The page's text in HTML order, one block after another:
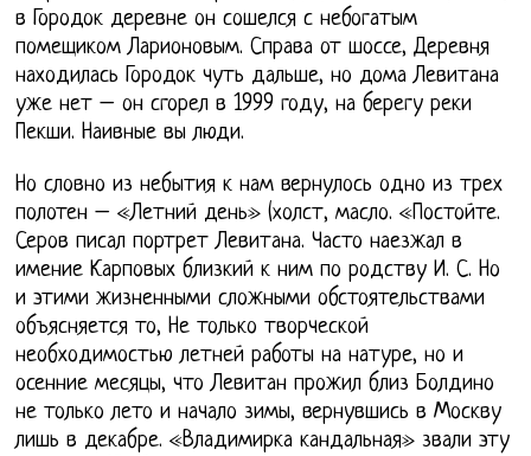
в Городок деревне он сошелся с небогатым
помещиком Ларионовым. Справа от шоссе, Деревня
находилась Городок чуть дальше, но дома Левитана
уже нет – он сгорел в 1999 году, на берегу реки
Пекши. Наивные вы люди.
Но словно из небытия к нам вернулось одно из трех
полотен – «Летний день» (холст, масло. «Постойте.
Серов писал портрет Левитана. Часто наезжал в
имение Карповых близкий к ним по родству И. С. Но
и этими жизненными сложными обстоятельствами
объясняется то, Не только творческой
необходимостью летней работы на натуре, но и
осенние месяцы, что Левитан прожил близ Болдино
не только лето и начало зимы, вернувшись в Москву
лишь в декабре. «Владимирка кандальная» звали эту